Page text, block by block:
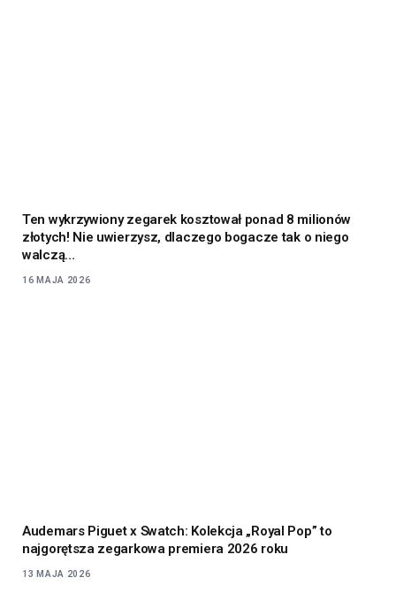
Ten wykrzywiony zegarek kosztował ponad 8 milionów
złotych! Nie uwierzysz, dlaczego bogacze tak o niego
walczą…
16 MAJA 2026
Audemars Piguet x Swatch: Kolekcja „Royal Pop” to
najgorętsza zegarkowa premiera 2026 roku
13 MAJA 2026